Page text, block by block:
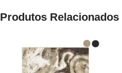
Produtos Relacionados